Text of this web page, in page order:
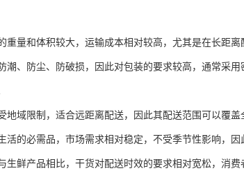
重量和体积较大，运输成本相对较高，尤其是在长距
潮、防尘、防破损，因此对包装的要求较高，通常采
地域限制，适合远距离配送，因此其配送范围可以覆
活的必需品，市场需求相对稳定，不受季节性影响，
生鲜产品相比，干货对配送时效的要求相对宽松，消